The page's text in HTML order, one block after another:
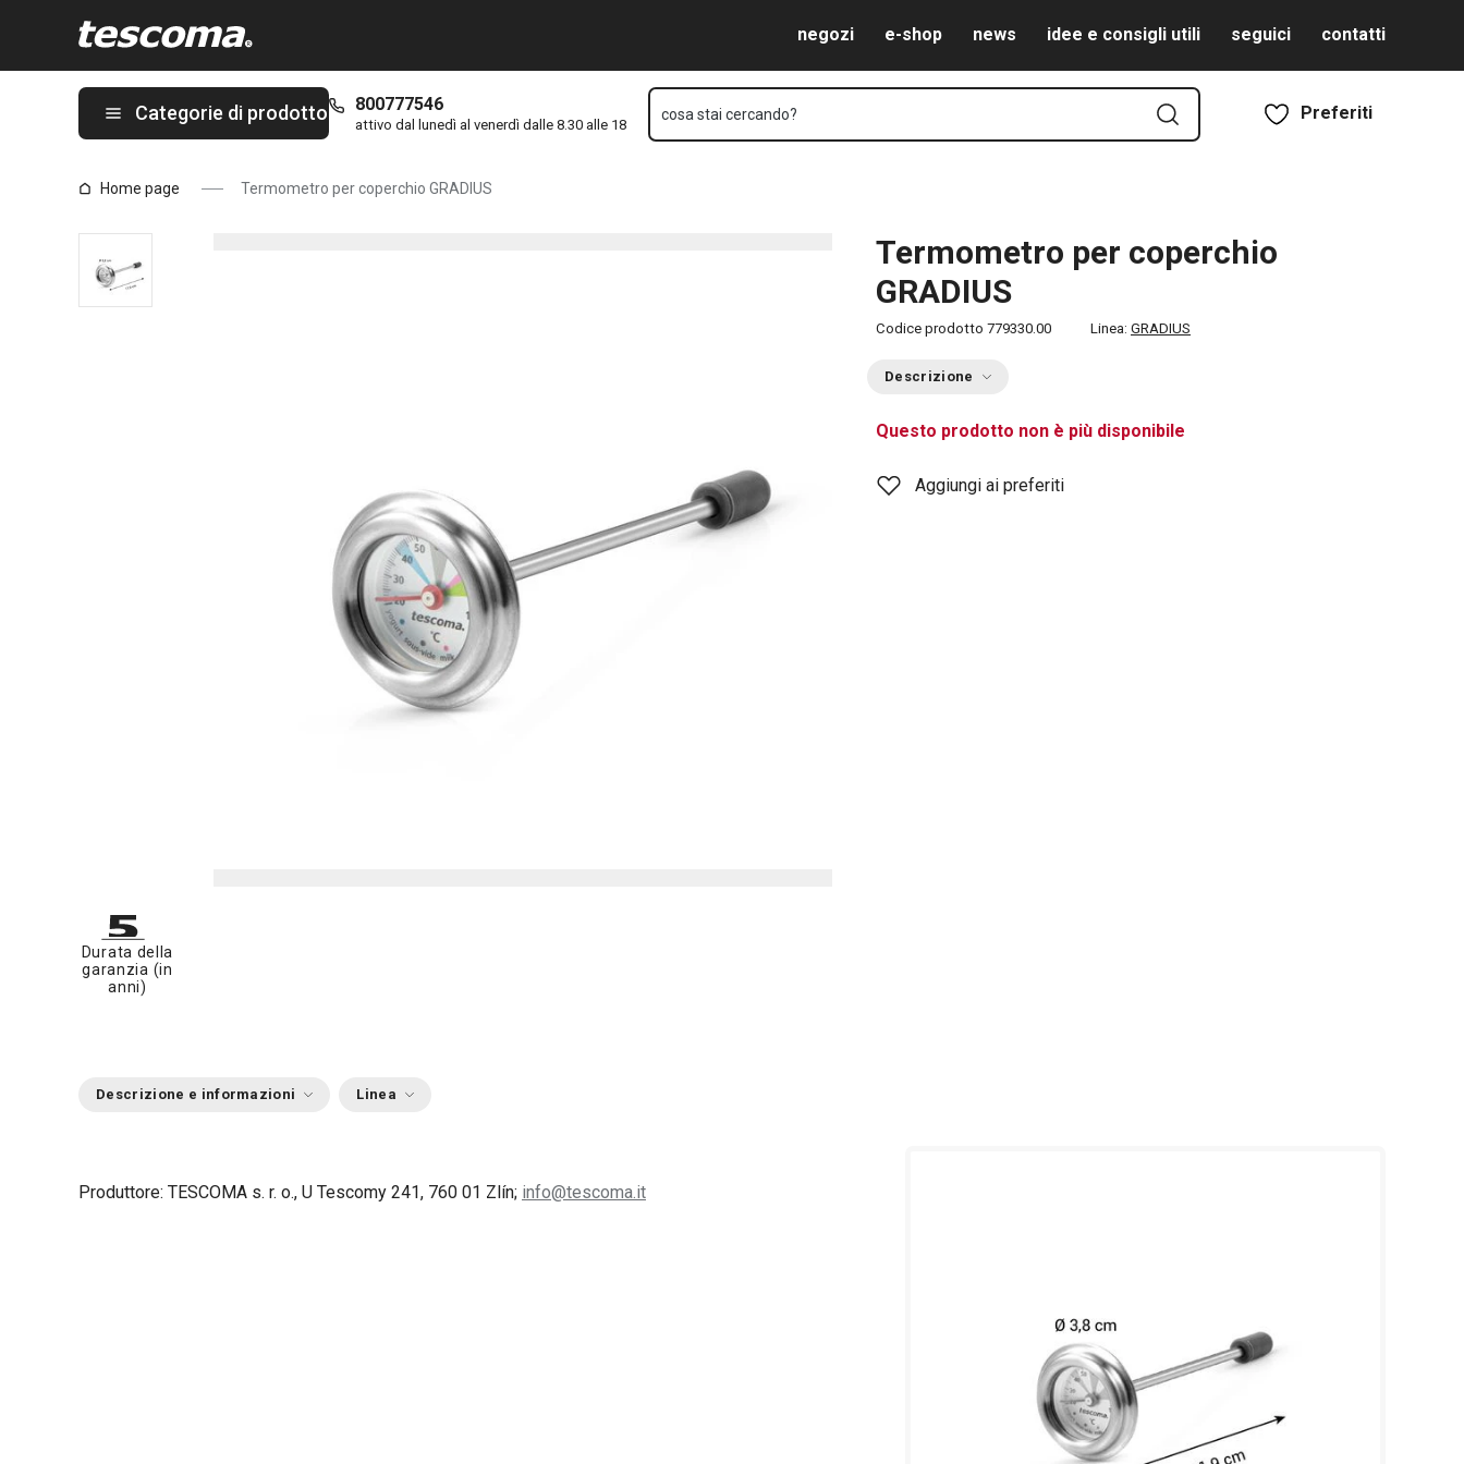
negozi e-shop news idee e consigli utili seguici contatti
Categorie di prodotto 800777546
attivo dal lunedì al venerdì dalle 8.30 alle 18
cosa stai cercando? Preferiti
Home page Termometro per coperchio GRADIUS
Termometro per coperchio
GRADIUS
Codice prodotto 779330.00 Linea: GRADIUS
Descrizione
Questo prodotto non è più disponibile
Aggiungi ai preferiti
Durata della
garanzia (in
anni)
Descrizione e informazioni Linea
Produttore: TESCOMA s. r. o., U Tescomy 241, 760 01 Zlín; info@tescoma.it